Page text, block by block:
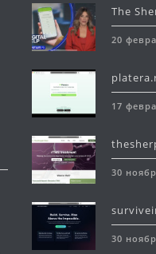
The
20
17
30
30